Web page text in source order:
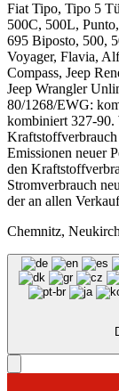
Fiat Tipo, Tipo 5
500C, 500L,
695 Biposto, 500,
Voyager, Flavia,
Compass, Jeep
Jeep Wrangler
80/1268/EWG:
kombiniert 327-90.
Emissionen neuer
den
Stromverbrauch
der an allen
Chemnitz,